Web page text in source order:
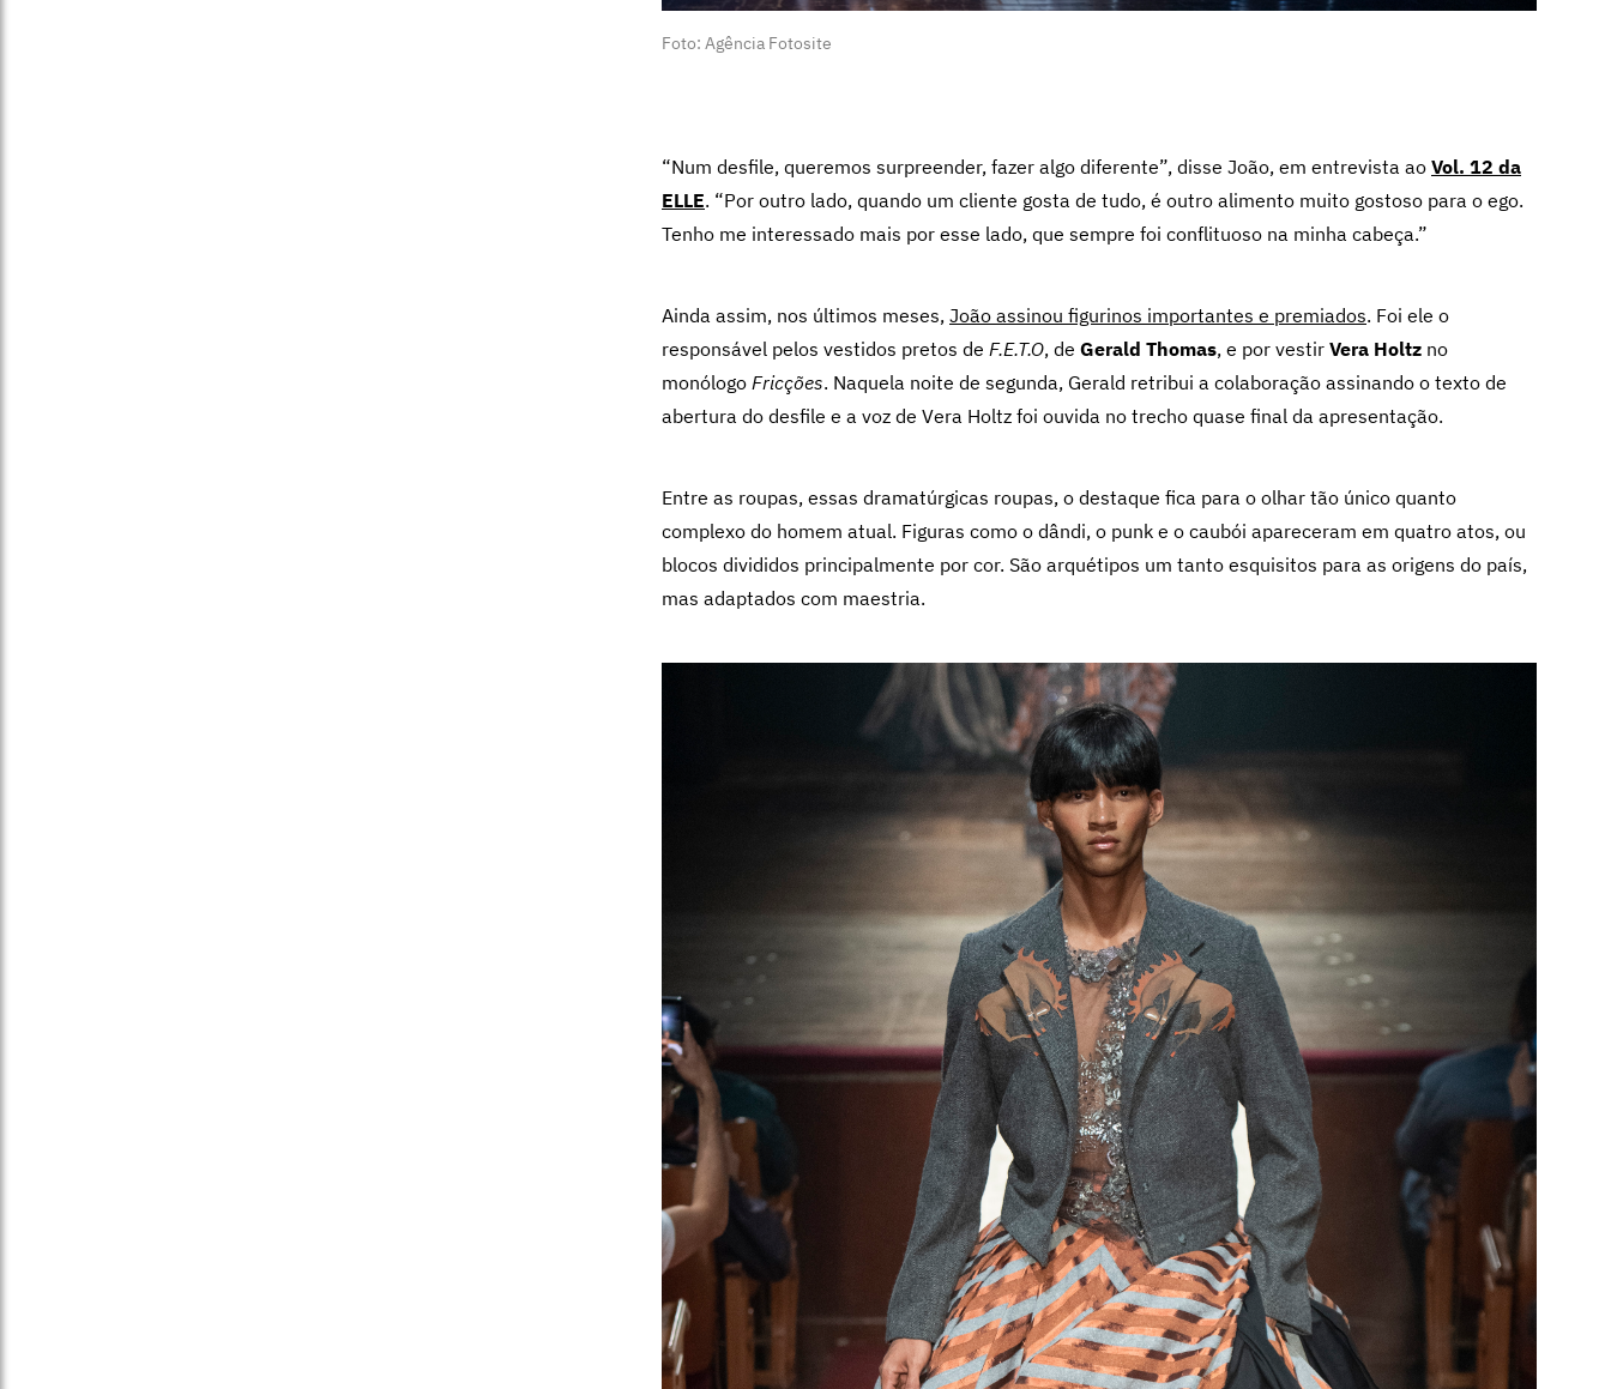
Foto: Agência Fotosite
“Num desfile, queremos surpreender, fazer algo diferente”, disse João, em entrevista ao Vol. 12 da
ELLE. “Por outro lado, quando um cliente gosta de tudo, é outro alimento muito gostoso para o ego.
Tenho me interessado mais por esse lado, que sempre foi conflituoso na minha cabeça.”
Ainda assim, nos últimos meses, João assinou figurinos importantes e premiados. Foi ele o
responsável pelos vestidos pretos de F.E.T.O, de Gerald Thomas, e por vestir Vera Holtz no
monólogo Fricções. Naquela noite de segunda, Gerald retribui a colaboração assinando o texto de
abertura do desfile e a voz de Vera Holtz foi ouvida no trecho quase final da apresentação.
Entre as roupas, essas dramatúrgicas roupas, o destaque fica para o olhar tão único quanto
complexo do homem atual. Figuras como o dândi, o punk e o caubói apareceram em quatro atos, ou
blocos divididos principalmente por cor. São arquétipos um tanto esquisitos para as origens do país,
mas adaptados com maestria.